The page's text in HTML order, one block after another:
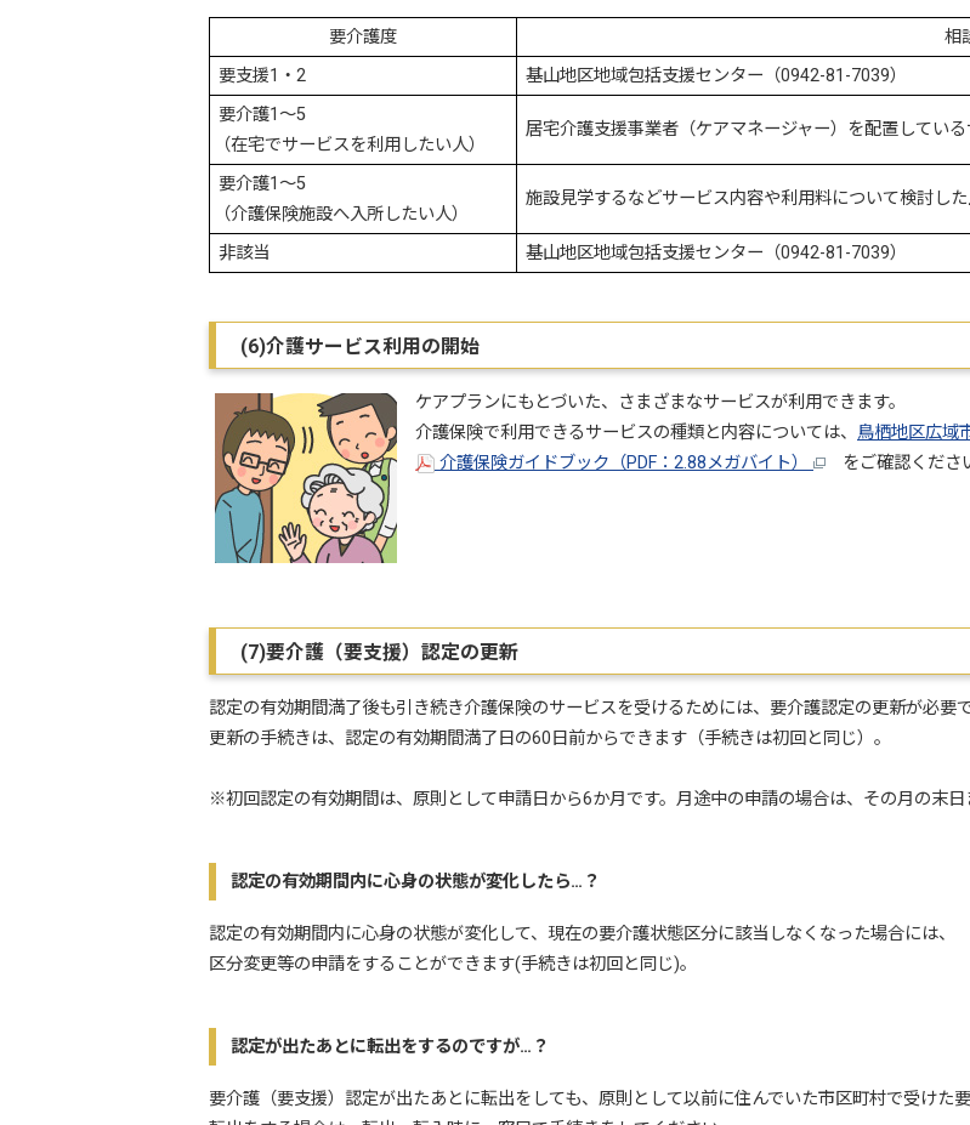
要介護度
相
要支援1・2
基山地区地域包括支援センター（0942-81-7039）
要介護1～5
（在宅でサービスを利用したい人）
居宅介護支援事業者（ケアマネージャー）を配置してい
要介護1～5
（介護保険施設へ入所したい人）
施設見学するなどサービス内容や利用料について検討し
非該当 基山地区地域包括支援センター（0942-81-7039）
(6)介護サービス利用の開始
ケアプランにもとづいた、さまざまなサービスが利用できます。
介護保険で利用できるサービスの種類と内容については、 鳥栖地区広域
介護保険ガイドブック（PDF：2.88メガバイト）
をご確認くださ
(7)要介護（要支援）認定の更新
認定の有効期間満了後も引き続き介護保険のサービスを受けるためには、要介護認定の更新が必要で
更新の手続きは、認定の有効期間満了日の60日前からできます（手続きは初回と同じ）。
※初回認定の有効期間は、原則として申請日から6か月です。月途中の申請の場合は、その月の末日
認定の有効期間内に心身の状態が変化したら…？
認定の有効期間内に心身の状態が変化して、現在の要介護状態区分に該当しなくなった場合には、
区分変更等の申請をすることができます(手続きは初回と同じ)。
認定が出たあとに転出をするのですが…？
要介護（要支援）認定が出たあとに転出をしても、原則として以前に住んでいた市区町村で受けた